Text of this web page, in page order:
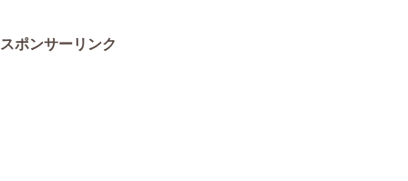
スポンサーリンク